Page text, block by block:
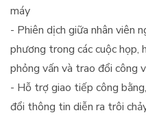
máy
- Phiên dịch giữa nhân viên
phương trong các cuộc họp,
phỏng vấn và trao đổi công
- Hỗ trợ giao tiếp công
đổi thông tin diễn ra trôi